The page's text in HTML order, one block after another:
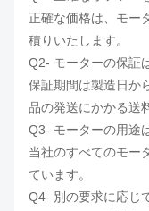
正確な価格は、モー
積りいたします。
Q2- モーターの保証
保証期間は製造日か
品の発送にかかる送
Q3- モーターの用途
当社のすべてのモー
ています。
Q4- 別の要求に応じ